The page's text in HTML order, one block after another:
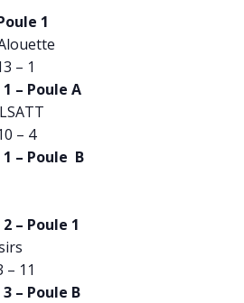
1
– 1
– Poule A
– 4
– Poule B
– Poule 1
– 11
– Poule B